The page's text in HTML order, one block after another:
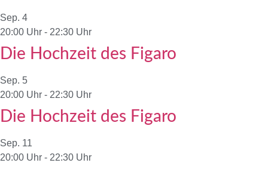
Sep. 4
20:00 Uhr - 22:30 Uhr
Die Hochzeit des Figaro
Sep. 5
20:00 Uhr - 22:30 Uhr
Die Hochzeit des Figaro
Sep. 11
20:00 Uhr - 22:30 Uhr